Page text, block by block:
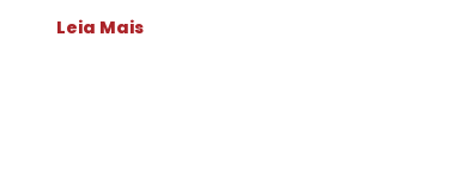
Leia Mais